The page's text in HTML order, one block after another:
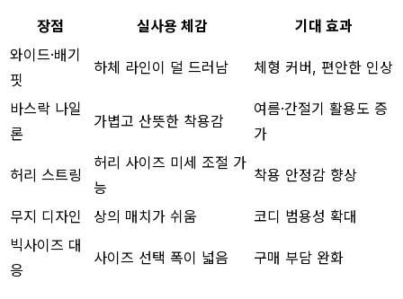
장점 실사용 체감
기대 효과
와이드·배기
핏
하체 라인이 덜 드러남 체형 커버, 편안한 인상
바스락 나일
론
가볍고 산뜻한 착용감
여름·간절기 활용도 증
가
허리 스트링
허리 사이즈 미세 조절 가
능
착용 안정감 향상
무지 디자인 상의 매치가 쉬움
코디 범용성 확대
빅사이즈 대
응
사이즈 선택 폭이 넓음 구매 부담 완화